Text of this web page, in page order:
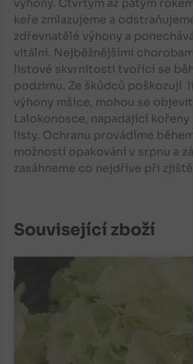
výhony. Čtvrtým až pátým
keře zmlazujeme a
zdřevnatělé výhony a
vitální. Nejběžnějšími
listové skvrnitosti tvořící se
podzimu. Ze škůdců poškozují
výhony mšice, mohou se
Lalokonosce, napadající
listy. Ochranu provádíme
možností opakování v srpnu a
zasáhneme co nejdříve při
Související zboží